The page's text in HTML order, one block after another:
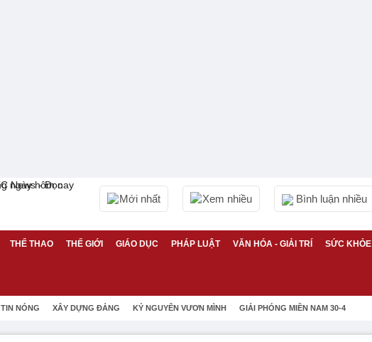
Mới nhất Xem nhiều Bình luận nhiều
THỂ THAO THẾ GIỚI GIÁO DỤC PHÁP LUẬT VĂN HÓA - GIẢI TRÍ SỨC KHỎE
TIN NÓNG XÂY DỰNG ĐẢNG KỶ NGUYÊN VƯƠN MÌNH GIẢI PHÓNG MIỀN NAM 30-4